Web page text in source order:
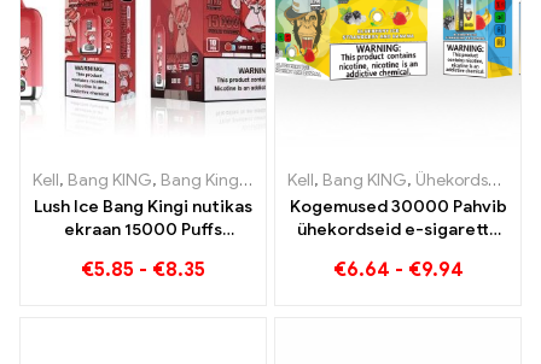
Kell, Bang KING, Bang Kingi nutikas ekraan 15000 Puff ,
Lush Ice Bang Kingi nutikas
ekraan 15000 Puffs
segu arbuusist ja
€5.85 - €8.35
Kell, Bang KING, Ühekordsed e-sigaretid Leedu
Kogemused 30000 Pahvib
ühekordseid e-sigarette
Blueberry Ice kohtub Bang
€6.64 - €9.94